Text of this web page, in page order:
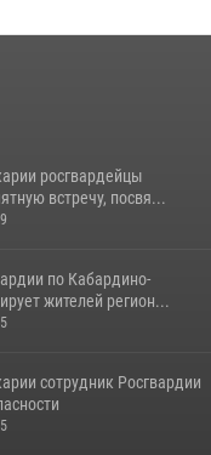
росгвардейцы
встречу, посвя...
по Кабардино-
жителей регион...
сотрудник Росгвардии